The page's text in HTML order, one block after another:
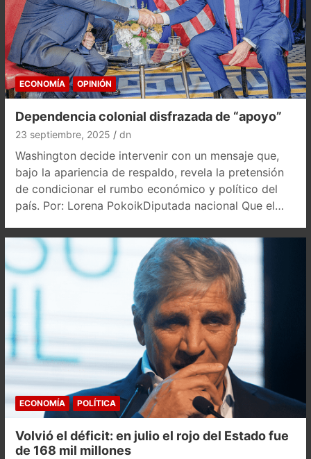
ECONOMÍA OPINIÓN
Dependencia colonial disfrazada de “apoyo”
23 septiembre, 2025 dn
Washington decide intervenir con un mensaje que,
bajo la apariencia de respaldo, revela la pretensión
de condicionar el rumbo económico y político del
país. Por: Lorena PokoikDiputada nacional Que el…
ECONOMÍA POLÍTICA
Volvió el déficit: en julio el rojo del Estado fue
de 168 mil millones